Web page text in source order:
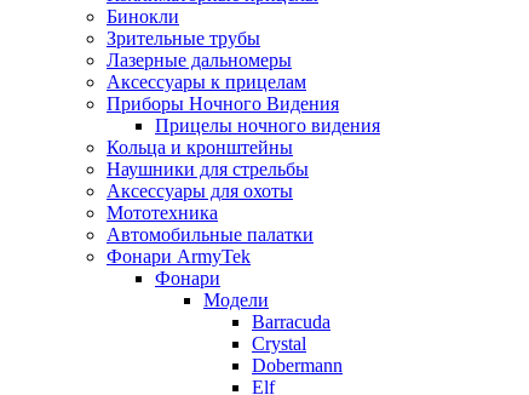
Бинокли
Зрительные трубы
Лазерные дальномеры
Аксессуары к прицелам
Приборы Ночного Видения
Прицелы ночного видения
Кольца и кронштейны
Наушники для стрельбы
Аксессуары для охоты
Мототехника
Автомобильные палатки
Фонари ArmyTek
Фонари
Модели
Barracuda
Crystal
Dobermann
Elf